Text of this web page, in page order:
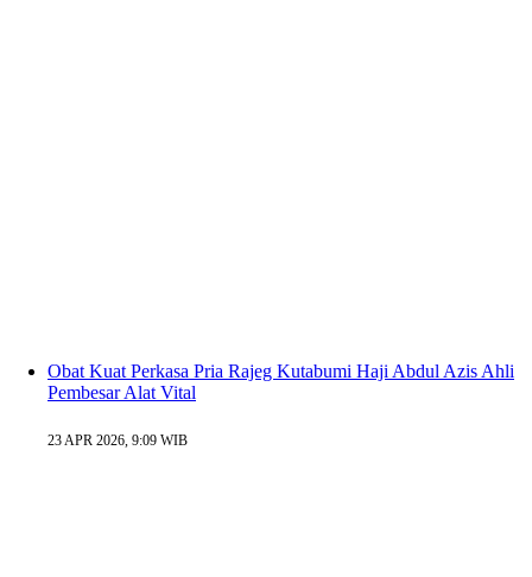
Obat Kuat Perkasa Pria Rajeg Kutabumi Haji Abdul Azis Ahli
Pembesar Alat Vital
23 APR 2026, 9:09 WIB